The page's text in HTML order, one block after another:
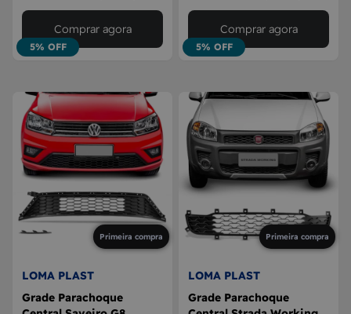
5% OFF
Comprar agora
5% OFF
Comprar agora
Primeira compra
LOMA PLAST
Grade Parachoque
Primeira compra
LOMA PLAST
Grade Parachoque